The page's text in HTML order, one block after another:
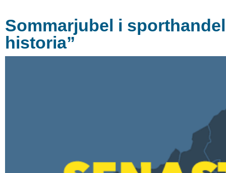
Sommarjubel i
historia”